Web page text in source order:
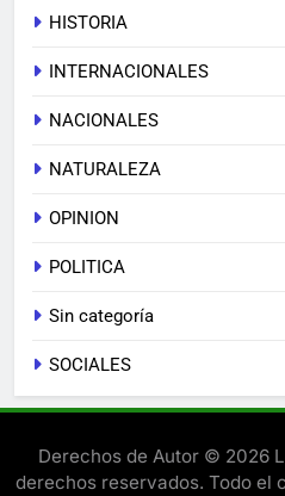
HISTORIA
INTERNACIONALES
NACIONALES
NATURALEZA
OPINION
POLITICA
Sin categoría
SOCIALES
Derechos de Autor © 2026
derechos reservados. Todo el